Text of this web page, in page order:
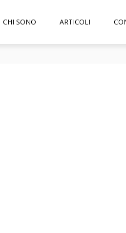
CHI SONO ARTICOLI